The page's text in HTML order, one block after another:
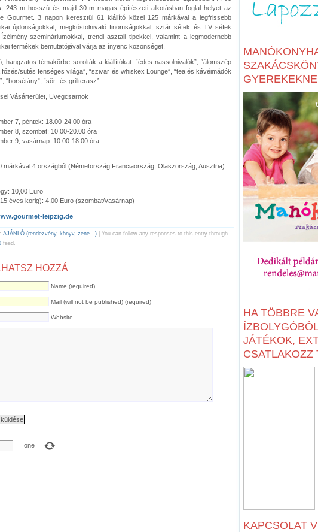
243 m hosszú és majd 30 m magas építészeti alkotásban foglal helyet az
Gourmet. 3 napon keresztül 61 kiállító közel 125 márkával a legfrissebb
újdonságokkal, megkóstolnivaló finomságokkal, sztár séfek és TV séfek
szemináriumokkal, trendi asztali tipekkel, valamint a legmodernebb
termékek bemutatójával várja az ínyenc közönséget.
hangzatos témakörbe sorolták a kiállítókat: “édes nassolnivalók”, “álomszép
főzés/sütés fenséges világa”, “szivar és whiskex Lounge”, “tea és kávéimádók
“borsétány”, “sör- és grillterasz”.
Vásárterület, Üvegcsarnok
7, péntek: 18.00-24.00 óra
8, szombat: 10.00-20.00 óra
9, vasárnap: 10.00-18.00 óra
márkával 4 országból (Németország Franciaország, Olaszország, Ausztria)
10,00 Euro
éves korig): 4,00 Euro (szombat/vasárnap)
leipzig.de
AJÁNLÓ (rendezvény, könyv, zene...) | You can follow any responses to this entry through
feed.
HOZZÁ
Name (required)
Mail (will not be published) (required)
Website
= one
HA TÖBBRE
JÁTÉKOK,
CSATLAKOZZ
KAPCSOLAT